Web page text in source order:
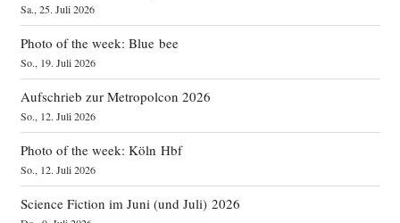
Sa., 25. Juli 2026
Photo of the week: Blue bee
So., 19. Juli 2026
Aufschrieb zur Metropolcon 2026
So., 12. Juli 2026
Photo of the week: Köln Hbf
So., 12. Juli 2026
Science Fiction im Juni (und Juli) 2026